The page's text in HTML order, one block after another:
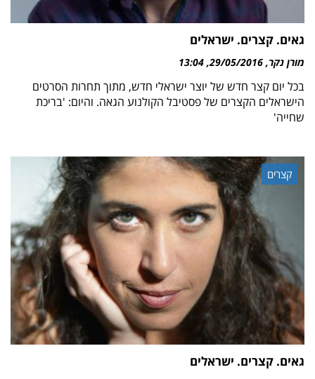
גאים. קצרים. ישראלים
מורן נקר 29/05/2016
13:04
בכל יום קצר חדש של יוצר ישראלי חדש, מתוך תחרות הסרטים
הישראלים הקצרים של פסטיבל הקולנוע הגאה. והיום: 'בריכת
שחייה'
קצרים
גאים. קצרים. ישראלים